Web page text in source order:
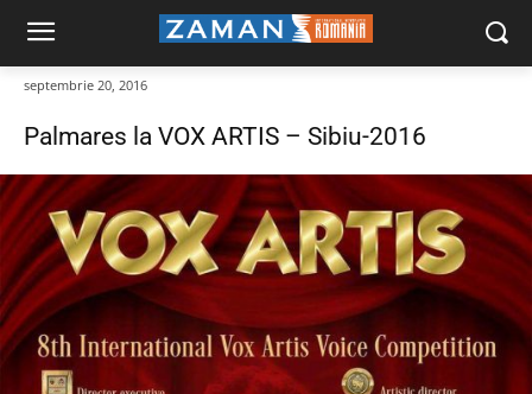
septembrie 20, 2016
Palmares la VOX ARTIS – Sibiu-2016